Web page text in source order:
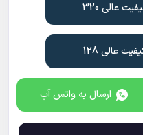
عالی 320
عالی 128
ارسال به واتس آپ